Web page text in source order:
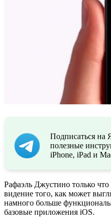
Подписаться на
полезные
iPhone, iPad и
Рафаэль Джустино только
видение того, как может
намного больше
базовые приложения iOS.